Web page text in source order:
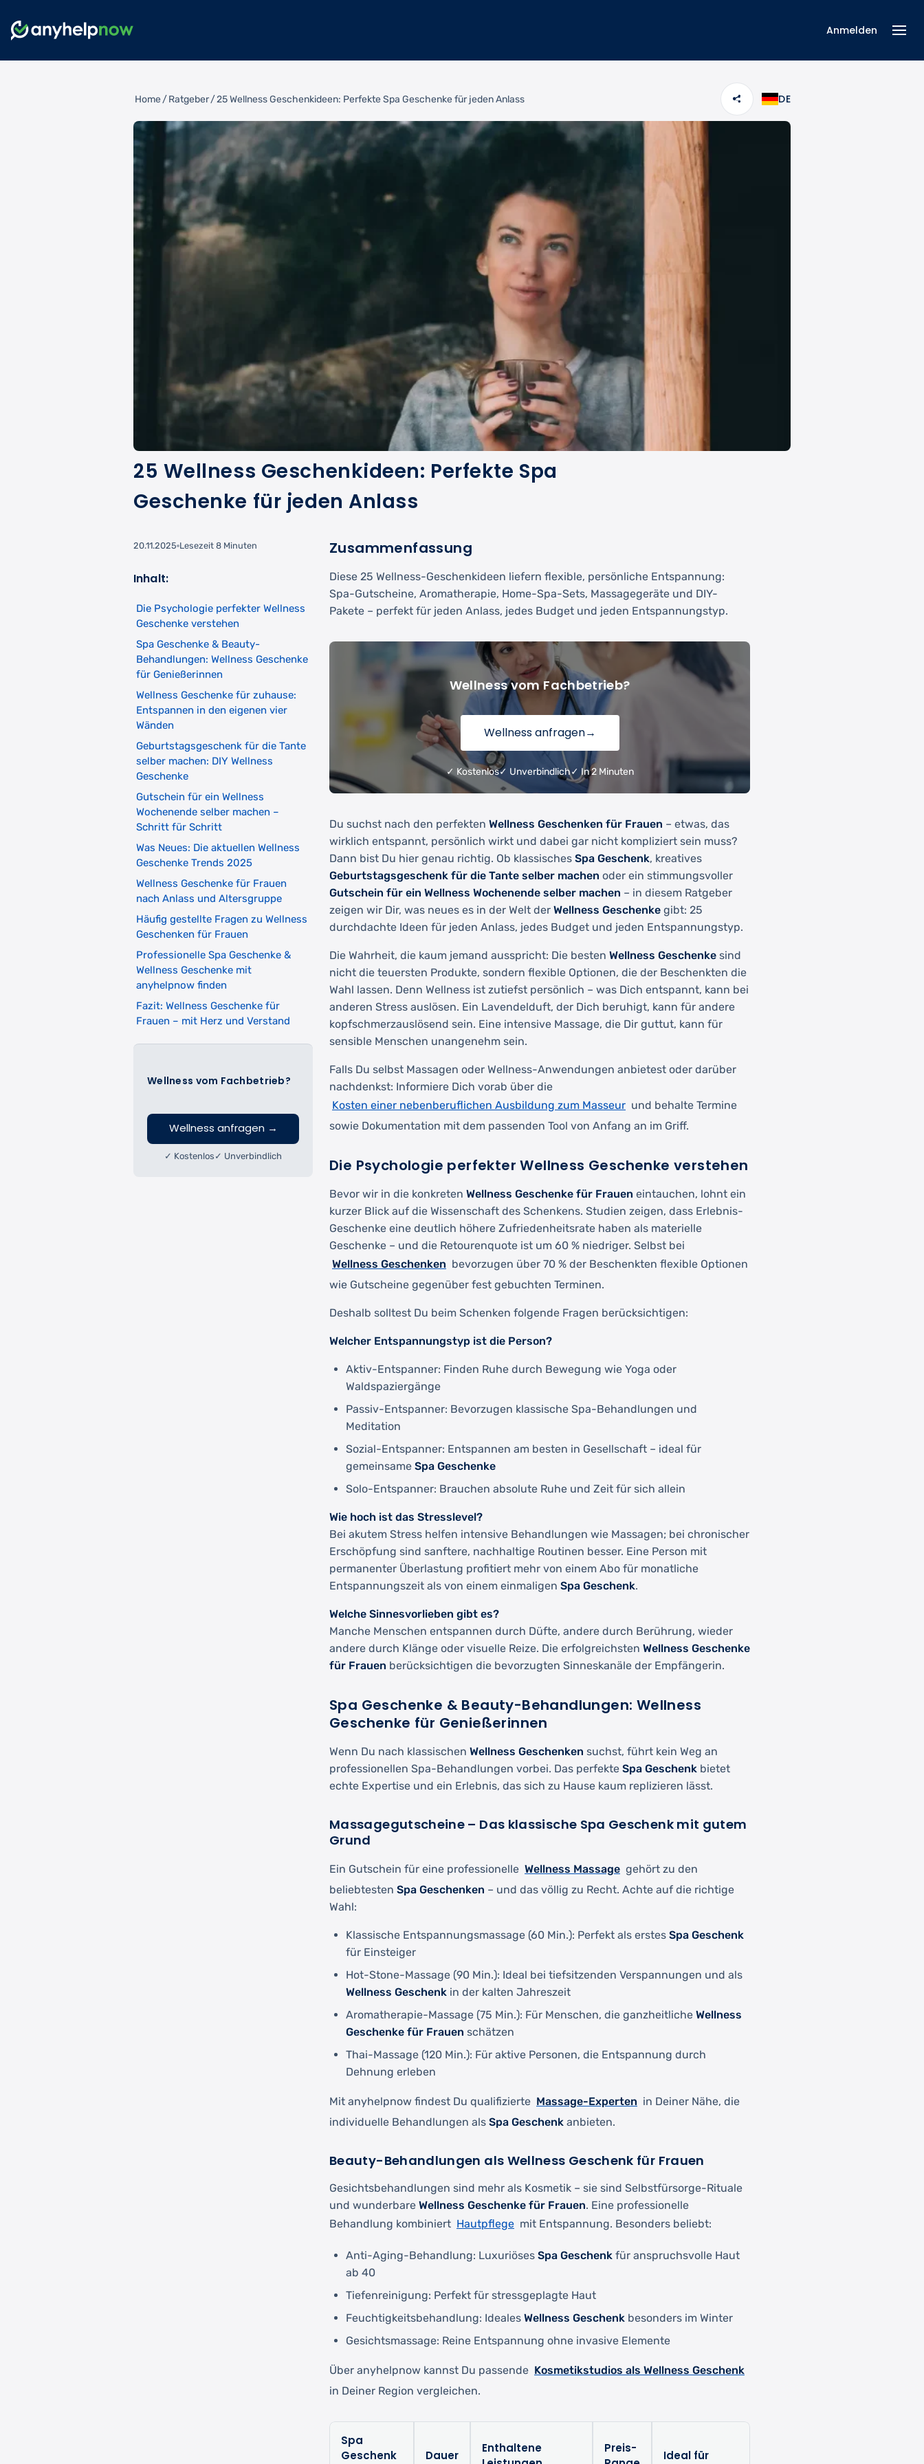
Anmelden
Home/Ratgeber/25 Wellness Geschenkideen: Perfekte Spa Geschenke für jeden Anlass DE
25 Wellness Geschenkideen: Perfekte Spa
Geschenke für jeden Anlass
20.11.2025 Lesezeit 8 Minuten
Inhalt:
Wellness vom Fachbetrieb?
Wellness anfragen →
✓ Kostenlos ✓ Unverbindlich
Die Psychologie perfekter Wellness
Geschenke verstehen
Spa Geschenke & Beauty-
Behandlungen: Wellness Geschenke
für Genießerinnen
Wellness Geschenke für zuhause:
Entspannen in den eigenen vier
Wänden
Geburtstagsgeschenk für die Tante
selber machen: DIY Wellness
Geschenke
Gutschein für ein Wellness
Wochenende selber machen –
Schritt für Schritt
Was Neues: Die aktuellen Wellness
Geschenke Trends 2025
Wellness Geschenke für Frauen
nach Anlass und Altersgruppe
Häufig gestellte Fragen zu Wellness
Geschenken für Frauen
Professionelle Spa Geschenke &
Wellness Geschenke mit
anyhelpnow finden
Fazit: Wellness Geschenke für
Frauen – mit Herz und Verstand
Zusammenfassung
Diese 25 Wellness-Geschenkideen liefern flexible, persönliche Entspannung:
Spa-Gutscheine, Aromatherapie, Home-Spa-Sets, Massagegeräte und DIY-
Pakete – perfekt für jeden Anlass, jedes Budget und jeden Entspannungstyp.
Wellness vom Fachbetrieb?
Wellness anfragen→
✓ Kostenlos✓ Unverbindlich✓ In 2 Minuten
Du suchst nach den perfekten Wellness Geschenken für Frauen – etwas, das
wirklich entspannt, persönlich wirkt und dabei gar nicht kompliziert sein muss?
Dann bist Du hier genau richtig. Ob klassisches Spa Geschenk, kreatives
Geburtstagsgeschenk für die Tante selber machen oder ein stimmungsvoller
Gutschein für ein Wellness Wochenende selber machen – in diesem Ratgeber
zeigen wir Dir, was neues es in der Welt der Wellness Geschenke gibt: 25
durchdachte Ideen für jeden Anlass, jedes Budget und jeden Entspannungstyp.
Die Wahrheit, die kaum jemand ausspricht: Die besten Wellness Geschenke sind
nicht die teuersten Produkte, sondern flexible Optionen, die der Beschenkten die
Wahl lassen. Denn Wellness ist zutiefst persönlich – was Dich entspannt, kann bei
anderen Stress auslösen. Ein Lavendelduft, der Dich beruhigt, kann für andere
kopfschmerzauslösend sein. Eine intensive Massage, die Dir guttut, kann für
sensible Menschen unangenehm sein.
Falls Du selbst Massagen oder Wellness-Anwendungen anbietest oder darüber
nachdenkst: Informiere Dich vorab über die
Kosten einer nebenberuflichen Ausbildung zum Masseur und behalte Termine
sowie Dokumentation mit dem passenden Tool von Anfang an im Griff.
Die Psychologie perfekter Wellness Geschenke verstehen
Bevor wir in die konkreten Wellness Geschenke für Frauen eintauchen, lohnt ein
kurzer Blick auf die Wissenschaft des Schenkens. Studien zeigen, dass Erlebnis-
Geschenke eine deutlich höhere Zufriedenheitsrate haben als materielle
Geschenke – und die Retourenquote ist um 60 % niedriger. Selbst bei
Wellness Geschenken bevorzugen über 70 % der Beschenkten flexible Optionen
wie Gutscheine gegenüber fest gebuchten Terminen.
Deshalb solltest Du beim Schenken folgende Fragen berücksichtigen:
Welcher Entspannungstyp ist die Person?
Aktiv-Entspanner: Finden Ruhe durch Bewegung wie Yoga oder
Waldspaziergänge
Passiv-Entspanner: Bevorzugen klassische Spa-Behandlungen und
Meditation
Sozial-Entspanner: Entspannen am besten in Gesellschaft – ideal für
gemeinsame Spa Geschenke
Solo-Entspanner: Brauchen absolute Ruhe und Zeit für sich allein
Wie hoch ist das Stresslevel?
Bei akutem Stress helfen intensive Behandlungen wie Massagen; bei chronischer
Erschöpfung sind sanftere, nachhaltige Routinen besser. Eine Person mit
permanenter Überlastung profitiert mehr von einem Abo für monatliche
Entspannungszeit als von einem einmaligen Spa Geschenk.
Welche Sinnesvorlieben gibt es?
Manche Menschen entspannen durch Düfte, andere durch Berührung, wieder
andere durch Klänge oder visuelle Reize. Die erfolgreichsten Wellness Geschenke
für Frauen berücksichtigen die bevorzugten Sinneskanäle der Empfängerin.
Spa Geschenke & Beauty-Behandlungen: Wellness
Geschenke für Genießerinnen
Wenn Du nach klassischen Wellness Geschenken suchst, führt kein Weg an
professionellen Spa-Behandlungen vorbei. Das perfekte Spa Geschenk bietet
echte Expertise und ein Erlebnis, das sich zu Hause kaum replizieren lässt.
Massagegutscheine – Das klassische Spa Geschenk mit gutem
Grund
Ein Gutschein für eine professionelle Wellness Massage gehört zu den
beliebtesten Spa Geschenken – und das völlig zu Recht. Achte auf die richtige
Wahl:
Klassische Entspannungsmassage (60 Min.): Perfekt als erstes Spa Geschenk
für Einsteiger
Hot-Stone-Massage (90 Min.): Ideal bei tiefsitzenden Verspannungen und als
Wellness Geschenk in der kalten Jahreszeit
Aromatherapie-Massage (75 Min.): Für Menschen, die ganzheitliche Wellness
Geschenke für Frauen schätzen
Thai-Massage (120 Min.): Für aktive Personen, die Entspannung durch
Dehnung erleben
Mit anyhelpnow findest Du qualifizierte Massage-Experten in Deiner Nähe, die
individuelle Behandlungen als Spa Geschenk anbieten.
Beauty-Behandlungen als Wellness Geschenk für Frauen
Gesichtsbehandlungen sind mehr als Kosmetik – sie sind Selbstfürsorge-Rituale
und wunderbare Wellness Geschenke für Frauen. Eine professionelle
Behandlung kombiniert Hautpflege mit Entspannung. Besonders beliebt:
Anti-Aging-Behandlung: Luxuriöses Spa Geschenk für anspruchsvolle Haut
ab 40
Tiefenreinigung: Perfekt für stressgeplagte Haut
Feuchtigkeitsbehandlung: Ideales Wellness Geschenk besonders im Winter
Gesichtsmassage: Reine Entspannung ohne invasive Elemente
Über anyhelpnow kannst Du passende Kosmetikstudios als Wellness Geschenk
in Deiner Region vergleichen.
Spa
Geschenk
Dauer
Enthaltene
Preis-
Ideal für